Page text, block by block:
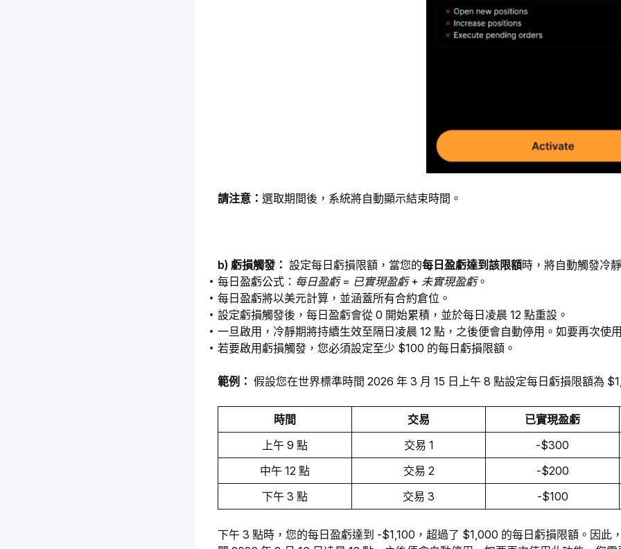
請注意： 選取期間後，系統將自動顯示結束時間。
b) 虧損觸發： 設定每日虧損限額，當您的每日盈虧達到該限額時，將自動觸發冷
每日盈虧公式： 每日盈虧 = 已實現盈虧 + 未實現盈虧。
每日盈虧將以美元計算，並涵蓋所有合約倉位。
設定虧損觸發後，每日盈虧會從 0 開始累積，並於每日凌晨 12 點重設。
一旦啟用，冷靜期將持續生效至隔日凌晨 12 點，之後便會自動停用。如要再次使
若要啟用虧損觸發，您必須設定至少 $100 的每日虧損限額。
範例： 假設您在世界標準時間 2026 年 3 月 15 日上午 8 點設定每日虧損限額為
時間 交易
已實現盈虧
上午 9 點
交易 1
-$300
中午 12 點
交易 2
-$200
下午 3 點
交易 3 -$100
下午 3 點時，您的每日盈虧達到 -$1,100，超過了 $1,000 的每日虧損限額。因此